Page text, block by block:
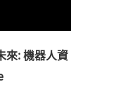
來: 機器人資